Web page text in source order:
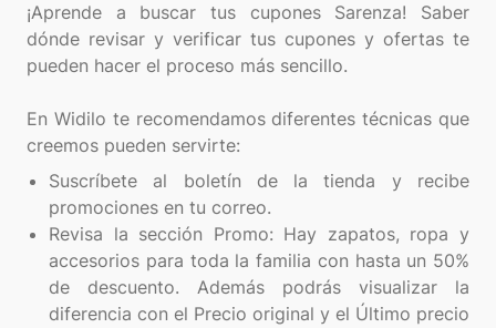
¡Aprende a buscar tus cupones Sarenza! Saber
dónde revisar y verificar tus cupones y ofertas te
pueden hacer el proceso más sencillo.
En Widilo te recomendamos diferentes técnicas que
Suscríbete al boletín de la tienda y recibe
promociones en tu correo.
Revisa la sección Promo: Hay zapatos, ropa y
accesorios para toda la familia con hasta un 50%
de descuento. Además podrás visualizar la
diferencia con el Precio original y el Último precio